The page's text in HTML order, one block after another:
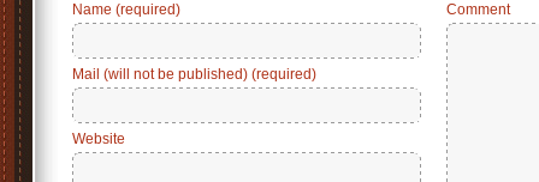
Name (required)
Mail (will not be published) (required)
Website
Comment